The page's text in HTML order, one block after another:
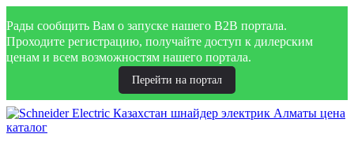
Рады сообщить Вам о запуске нашего B2B портала.
Проходите регистрацию, получайте доступ к дилерским
ценам и всем возможностям нашего портала.
Перейти на портал